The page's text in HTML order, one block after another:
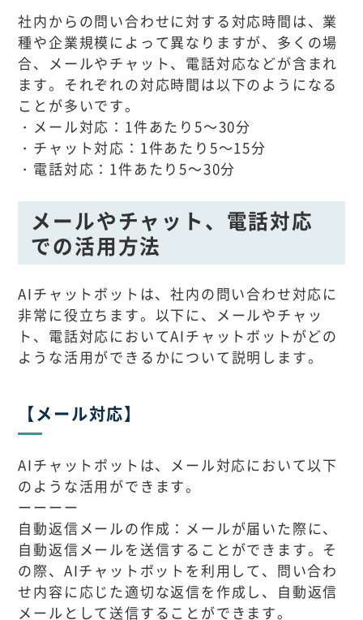
社内からの問い合わせに対する対応時間は、業
種や企業規模によって異なりますが、多くの場
合、メールやチャット、電話対応などが含まれ
ます。それぞれの対応時間は以下のようになる
ことが多いです。
・メール対応：1件あたり5～30分
・チャット対応：1件あたり5～15分
・電話対応：1件あたり5～30分
メールやチャット、電話対応
での活用方法
AIチャットボットは、社内の問い合わせ対応に
非常に役立ちます。以下に、メールやチャッ
ト、電話対応においてAIチャットボットがどの
ような活用ができるかについて説明します。
【メール対応】
AIチャットボットは、メール対応において以下
のような活用ができます。
ーーーー
自動返信メールの作成：メールが届いた際に、
自動返信メールを送信することができます。そ
の際、AIチャットボットを利用して、問い合わ
せ内容に応じた適切な返信を作成し、自動返信
メールとして送信することができます。